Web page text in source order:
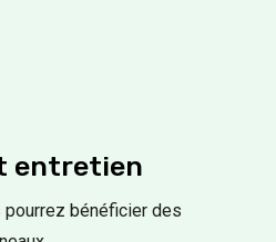
entretien
bénéficier des